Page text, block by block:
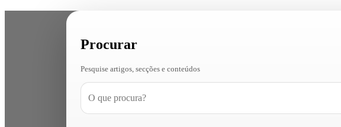
Procurar
Pesquise artigos, secções e conteúdos